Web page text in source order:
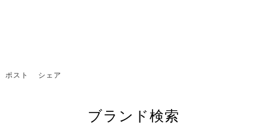
シェア
ポスト
ブランド検索